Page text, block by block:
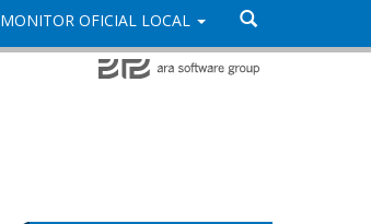
MONITOR OFICIAL LOCAL